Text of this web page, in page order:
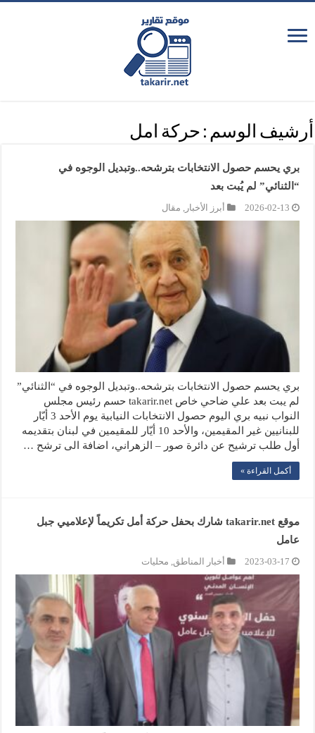
أرشيف الوسم : حركة امل
بري يحسم حصول الانتخابات بترشحه..وتبديل الوجوه في
“الثنائي” لم يُبت بعد
2026-02-13 أبرز الأخبار, مقال
بري يحسم حصول الانتخابات بترشحه..وتبديل الوجوه في “الثنائي”
لم يبت بعد علي ضاحي خاص takarir.net حسم رئيس مجلس
النواب نبيه بري اليوم حصول الانتخابات النيابية يوم الأحد 3 أيّار
للبنانيين غير المقيمين، والأحد 10 أيّار للمقيمين في لبنان بتقديمه
أول طلب ترشيح عن دائرة صور – الزهراني، اضافة الى ترشح …
أكمل القراءة »
موقع takarir.net شارك بحفل حركة أمل تكريماً لإعلاميي جبل
عامل
2023-03-17 أخبار المناطق محليات